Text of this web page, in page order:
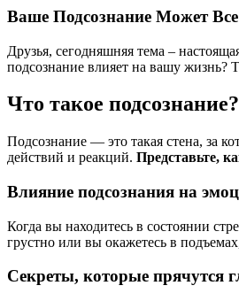
Ваше Подсознание Может Все
Друзья, сегодняшняя тема –
подсознание влияет на вашу жизнь?
Что такое подсознание?
Подсознание — это такая стена, за
действий и реакций. Представьте,
Влияние подсознания на
Когда вы находитесь в состоянии
грустно или вы окажетесь в
Секреты, которые прячутся